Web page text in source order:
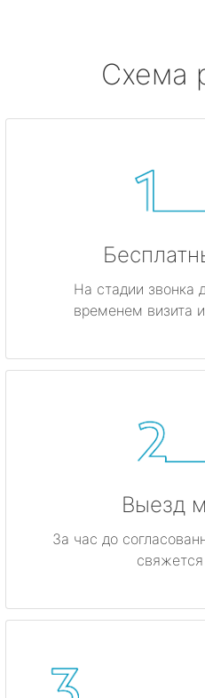
Схема
На стадии звонка
временем визита
Выезд
За час до